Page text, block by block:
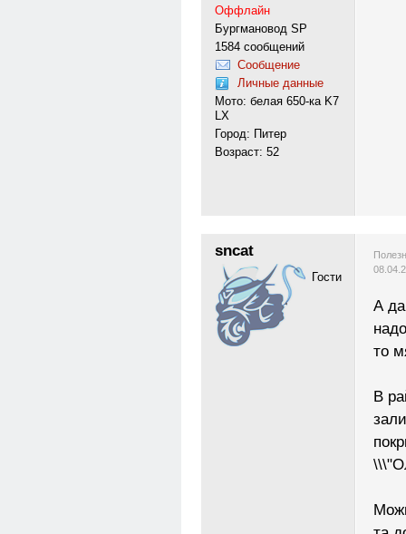
Оффлайн
Бургмановод SP
1584 сообщений
Сообщение
Личные данные
Мото: белая 650-ка K7
LX
Город: Питер
Возраст: 52
sncat
Гости
А
то
В